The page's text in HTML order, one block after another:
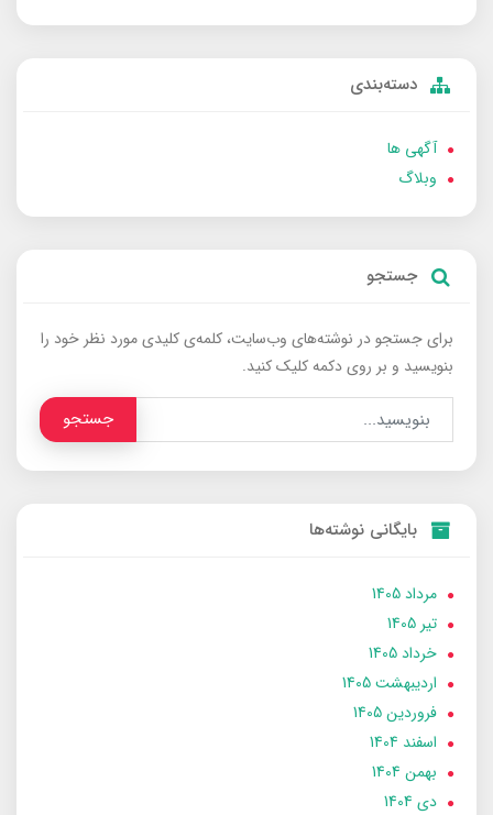
دسته‌بندی
آگهی ها
وبلاگ
جستجو
برای جستجو در نوشته‌های وب‌سایت، کلمه‌ی کلیدی مورد نظر خود را
بنویسید و بر روی دکمه کلیک کنید.
جستجو
بایگانی نوشته‌ها
مرداد 1405
تير 1405
خرداد 1405
ارديبهشت 1405
فروردین 1405
اسفند 1404
بهمن 1404
دی 1404